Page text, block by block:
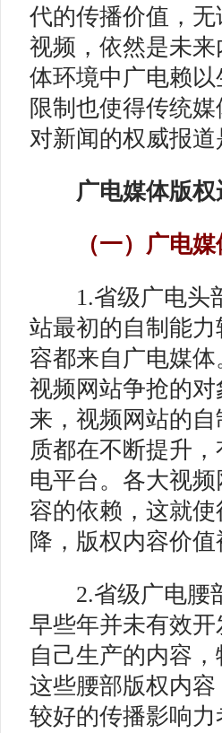
代的传播价值，
视频，依然是未
体环境中广电赖
限制也使得传统
对新闻的权威报
广电媒体版权
（一）广电媒
1.省级广电头部
站最初的自制能
容都来自广电媒
视频网站争抢的
来，视频网站的
质都在不断提升
电平台。各大视
容的依赖，这就
降，版权内容价
2.省级广电腰部
早些年并未有效
自己生产的内容
这些腰部版权内
较好的传播影响